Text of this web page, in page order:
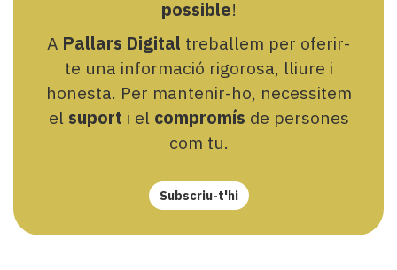
possible!
A Pallars Digital treballem per oferir-
te una informació rigorosa, lliure i
honesta. Per mantenir-ho, necessitem
el suport i el compromís de persones
com tu.
Subscriu-t'hi